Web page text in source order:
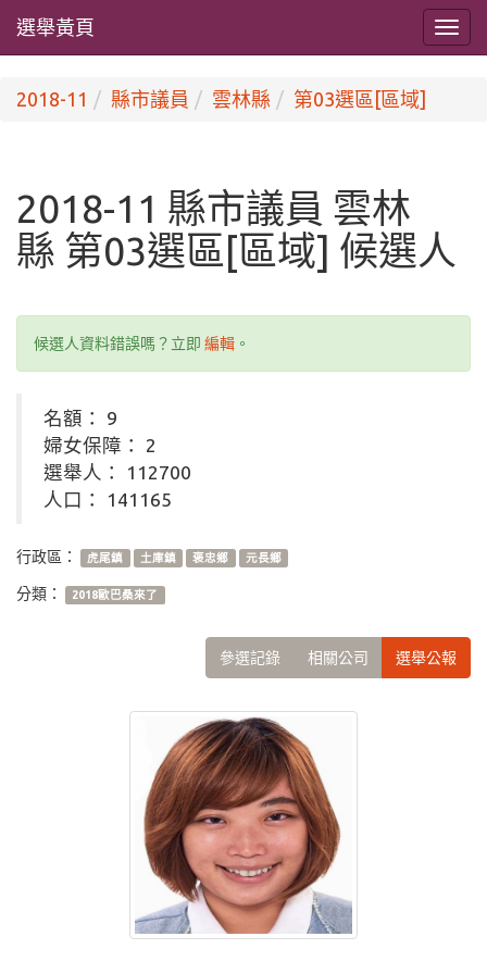
選舉黃頁
2018-11 縣市議員 雲林縣 第03選區[區域]
2018-11 縣市議員 雲林
縣 第03選區[區域] 候選人
候選人資料錯誤嗎？立即 編輯 。
名額： 9
婦女保障： 2
選舉人： 112700
人口： 141165
行政區： 虎尾鎮 土庫鎮 褒忠鄉 元長鄉
分類： 2018歐巴桑來了
參選記錄 相關公司 選舉公報